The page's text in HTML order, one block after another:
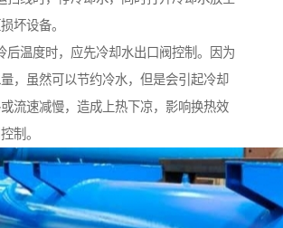
坏设备。
后温度时，应先冷却水出口阀控制。因为
，虽然可以节约冷水，但是会引起冷却
流速减慢，造成上热下凉，影响换热效
制。